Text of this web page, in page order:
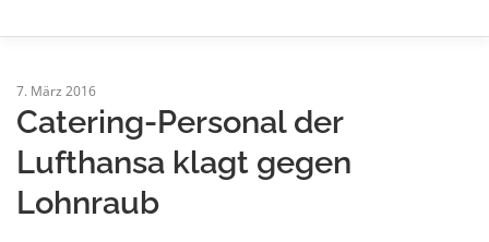
ÜBER UNS NEWS PUBLIKATIONEN
7. März 2016
Catering-Personal der
Lufthansa klagt gegen
Lohnraub